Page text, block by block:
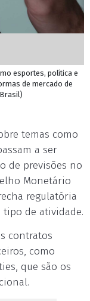
esportes, política e
de mercado de
temas como
a ser
de previsões no
Monetário
regulatória
tipo de atividade.
contratos
como
que são os